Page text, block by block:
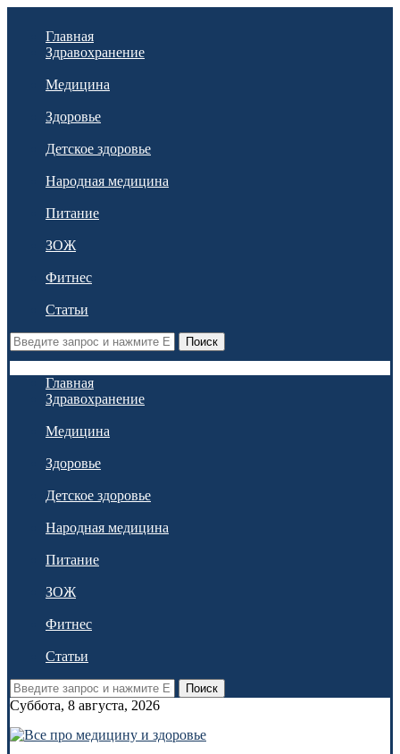
Главная
Здравохранение
Медицина
Здоровье
Детское здоровье
Народная медицина
Питание
ЗОЖ
Фитнес
Статьи
Поиск
Главная
Здравохранение
Медицина
Здоровье
Детское здоровье
Народная медицина
Питание
ЗОЖ
Фитнес
Статьи
Поиск
Суббота, 8 августа, 2026